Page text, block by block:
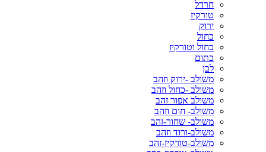
חרדל
טורקיז
ירוק
כחול
כחול וטורקיז
כתום
לבן
משולב -ירוק וזהב
משולב -כחול וזהב
משולב אפור זהב
משולב- חום וזהב
משולב- שחור-זהב
משולב-ורוד וזהב
משולב-טורקיז-זהב